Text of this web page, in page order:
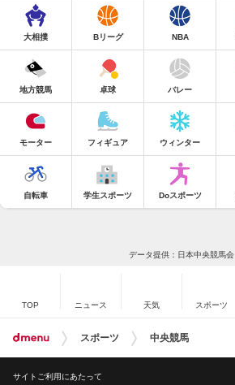
大相撲 Bリーグ NBA
地方競馬 卓球 バレー
モーター フィギュア ウィンター
自転車 学生スポーツ Doスポーツ
データ提供：日本中央競馬会
TOP ニュース 天気 スポーツ
スポーツ 中央競馬
サイトご利用にあたって